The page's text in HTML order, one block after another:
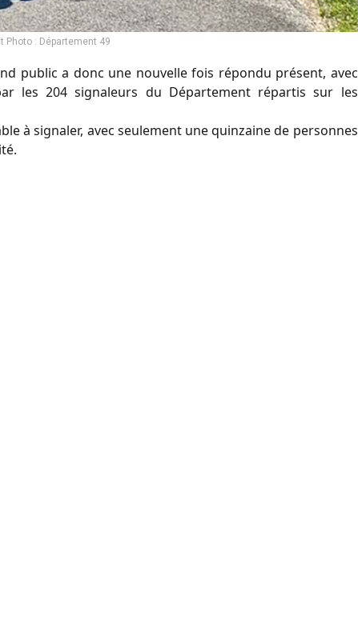
Photo : Département 49
public a donc une nouvelle fois répondu présent, avec
les 204 signaleurs du Département répartis sur les
à signaler, avec seulement une quinzaine de personnes